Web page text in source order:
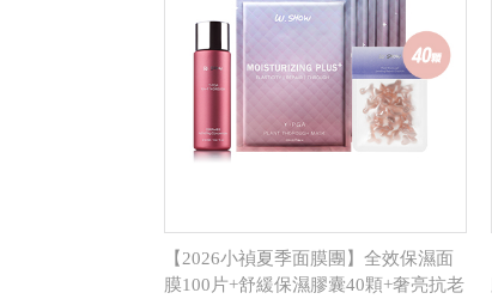
【2026小禎夏季面膜團】全效保濕面
膜100片+舒緩保濕膠囊40顆+奢亮抗老